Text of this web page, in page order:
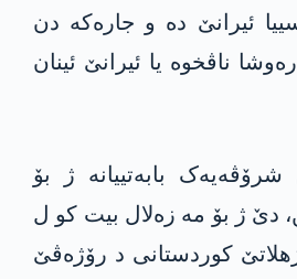
ئیرانێ دە و جارەکە دن
ناڤخوە یا ئیرانێ ئینان
بابەتییانە ژ بۆ
دێ ژ بۆ مە زەلال بیت كو ل
کوردستانی د رۆژەڤێ